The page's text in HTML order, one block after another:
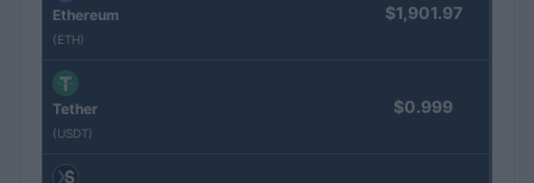
Ethereum
(ETH)
$1,901.97
Tether
(USDT)
$0.999